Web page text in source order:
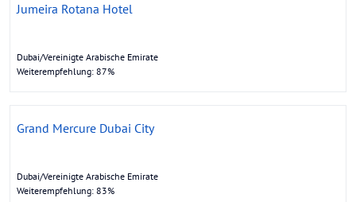
Jumeira Rotana Hotel
Dubai/Vereinigte Arabische Emirate
Weiterempfehlung: 87%
Grand Mercure Dubai City
Dubai/Vereinigte Arabische Emirate
Weiterempfehlung: 83%